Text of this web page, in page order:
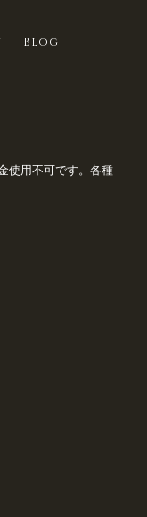
Blog
使用不可です。各種